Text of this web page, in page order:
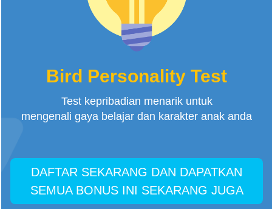
Bird Personality Test
Test kepribadian menarik untuk
mengenali gaya belajar dan karakter anak anda
DAFTAR SEKARANG DAN DAPATKAN
SEMUA BONUS INI SEKARANG JUGA